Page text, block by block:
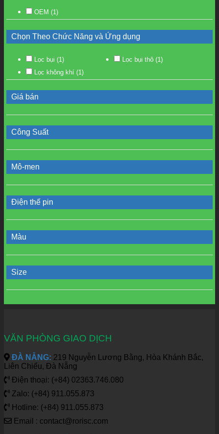
OEM (1)
Chọn Theo Chức Năng và Ứng dụng
Lọc bụi (1) Lọc bụi thô (1)
Lọc không khí (1)
Giá bán
Công Suất
Mô-men
Điện thế pin
Màu
Size
VĂN PHÒNG GIAO DỊCH
ĐÀ NẴNG: 219 Nguyễn Lương Bằng, Hòa Khánh Bắc,
Liên Chiểu, Đà Nẵng
Điện thoại: (+84) 02363.746.080
Zalo: (+84) 911.055.873
Hotline: (+84) 911.055.873
Email : contact@rorisc.com